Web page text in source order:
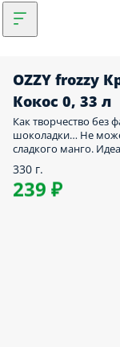
OZZY frozzy
Кокос 0, 33 л
Как творчество без
шоколадки… Не
сладкого манго.
330 г.
239 ₽